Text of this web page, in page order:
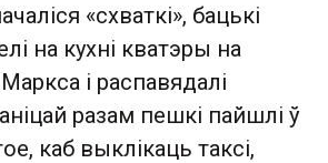
«схваткі», бацькі
на кухні кватэры на
і распавядалі
разам пешкі пайшлі ў
каб выклікаць таксі,